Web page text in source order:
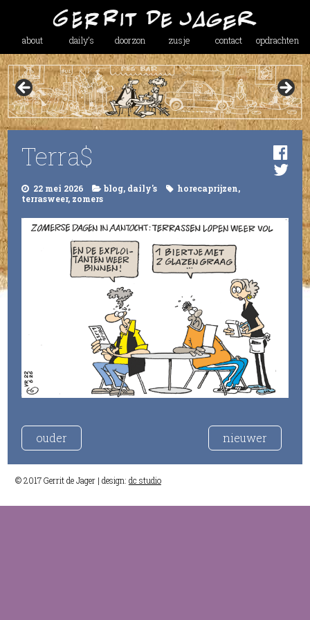
about daily’s doorzon zusje contact opdrachten
Terra$
22 mei 2026 blog, daily's horecaprijzen,
terrasweer, zomers
ouder nieuwer
© 2017 Gerrit de Jager | design: dc studio